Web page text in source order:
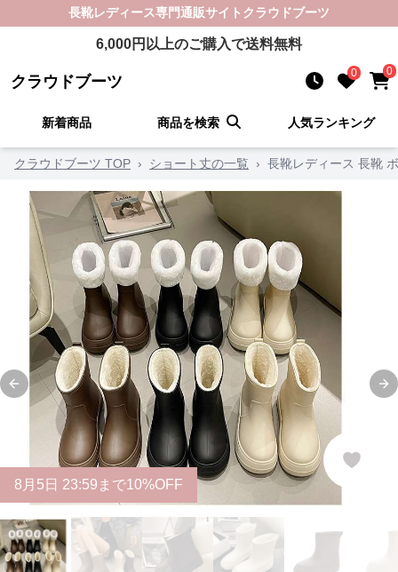
長靴レディース専門通販サイト クラウドブーツ
6,000円以上のご購入で送料無料
クラウドブーツ 0 0
新着商品 商品を検索 人気ランキング
クラウドブーツ TOP › ショート丈の一覧 › 長靴レディース 長靴
Previous slide
8 月 5 日 23:59まで10%OFF